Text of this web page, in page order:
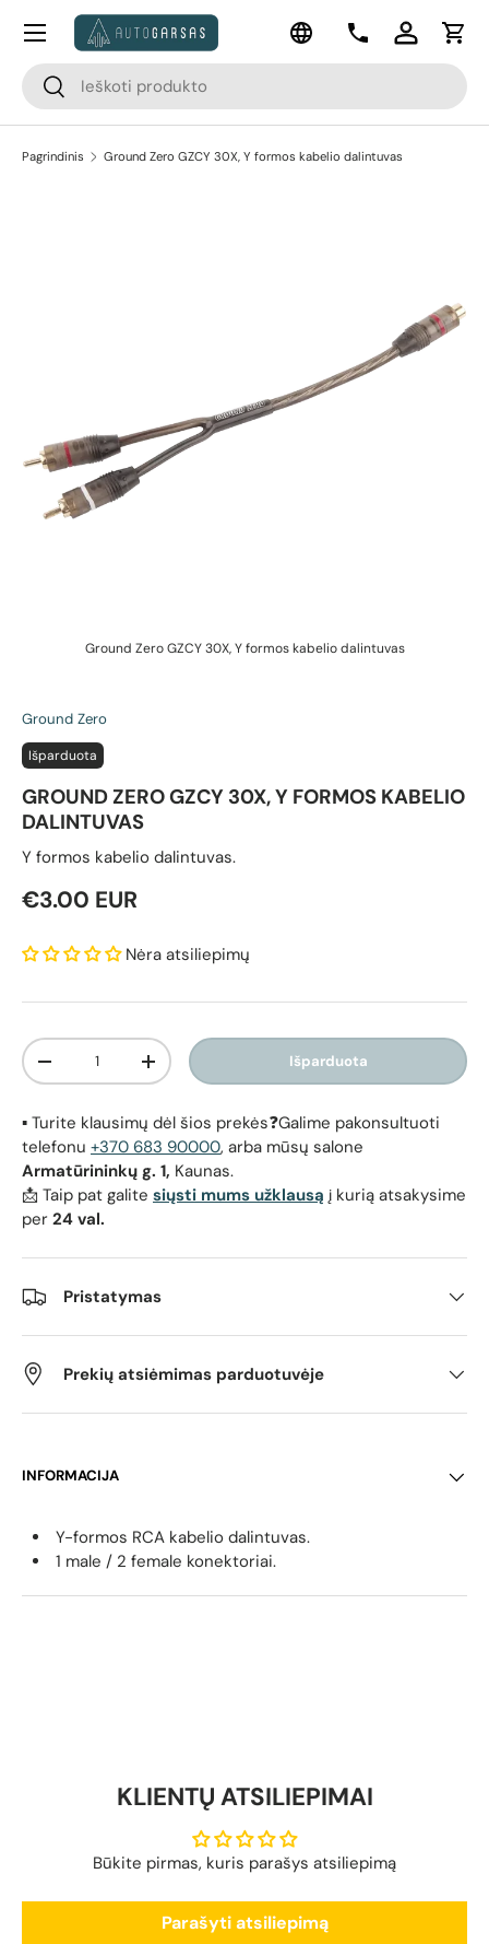
Pereiti prie turinio
Paieška
Paieška
Kalba
KontaktaiPrisijungti
Meniu
Pagrindinis Ground Zero GZCY 30X, Y formos kabelio dalintuvas
Ground Zero GZCY 30X, Y formos kabelio dalintuvas
Ground Zero
Išparduota
GROUND ZERO GZCY 30X, Y FORMOS KABELIO
DALINTUVAS
Y formos kabelio dalintuvas.
Reguliari kaina
€3.00 EUR
Nėra atsiliepimų
Kiekis
Sumažinti kiekįPadidinti kiekį Išparduota
▪️ Turite klausimų dėl šios prekės❓Galime pakonsultuoti
telefonu +370 683 90000, arba mūsų salone
Armatūrininkų g. 1, Kaunas.
📩 Taip pat galite siųsti mums užklausą į kurią atsakysime
per 24 val.
Pristatymas
Prekių atsiėmimas parduotuvėje
INFORMACIJA
Y-formos RCA kabelio dalintuvas.
1 male / 2 female konektoriai.
KLIENTŲ ATSILIEPIMAI
Būkite pirmas, kuris parašys atsiliepimą
Parašyti atsiliepimą